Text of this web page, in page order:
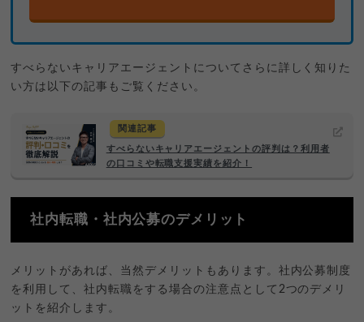
すべらないキャリアエージェントについてさらに詳しく知りた
い方は以下の記事もご覧ください。
関連記事
すべらないキャリアエージェントの評判は？利用者
の口コミや転職支援実績を紹介！
社内転職・社内公募のデメリット
メリットがあれば、当然デメリットもあります。社内公募制度
を利用して、社内転職をする場合の注意点として2つのデメリ
ットを紹介します。